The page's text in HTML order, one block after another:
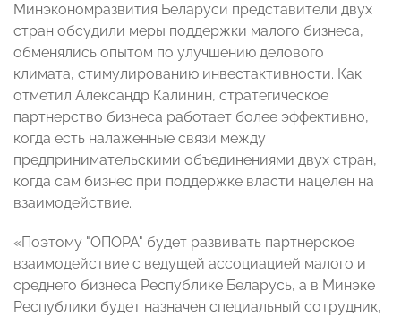
Минэкономразвития Беларуси представители двух
стран обсудили меры поддержки малого бизнеса,
обменялись опытом по улучшению делового
климата, стимулированию инвестактивности. Как
отметил Александр Калинин, стратегическое
партнерство бизнеса работает более эффективно,
когда есть налаженные связи между
предпринимательскими объединениями двух стран,
когда сам бизнес при поддержке власти нацелен на
взаимодействие.
«Поэтому "ОПОРА" будет развивать партнерское
взаимодействие с ведущей ассоциацией малого и
среднего бизнеса Республике Беларусь, а в Минэке
Республики будет назначен специальный сотрудник,